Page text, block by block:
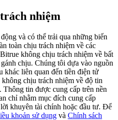
10% APR
Rewards
nhiệm
và có thể trải qua những biến
toàn chịu trách nhiệm về các
không chịu trách nhiệm về bất
chịu. Chúng tôi dựa vào nguồn
khác liên quan đến tiền điện tử
chịu trách nhiệm về độ tin
tin được cung cấp trên nền
chỉ nhằm mục đích cung cấp
khuyên tài chính hoặc đầu tư. Để
khoản sử dụng và Chính sách